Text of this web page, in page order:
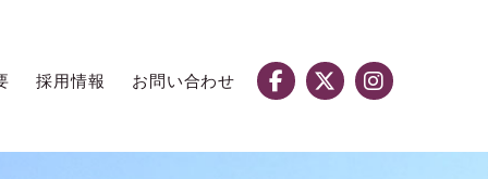
採用情報 お問い合わせ